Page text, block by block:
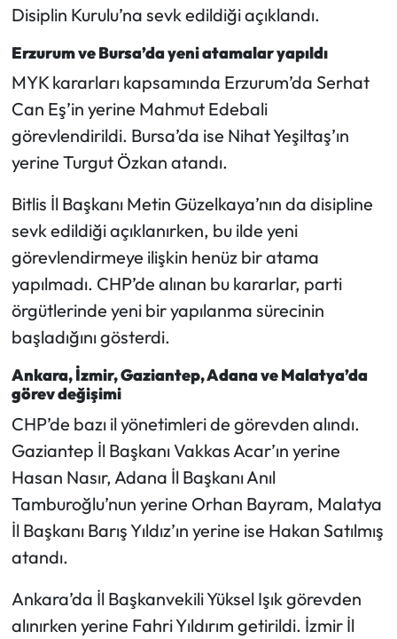
Disiplin Kurulu’na sevk edildiği açıklandı.
Erzurum ve Bursa’da yeni atamalar yapıldı
MYK kararları kapsamında Erzurum’da Serhat
Can Eş’in yerine Mahmut Edebali
görevlendirildi. Bursa’da ise Nihat Yeşiltaş’ın
yerine Turgut Özkan atandı.
Bitlis İl Başkanı Metin Güzelkaya’nın da disipline
sevk edildiği açıklanırken, bu ilde yeni
görevlendirmeye ilişkin henüz bir atama
yapılmadı. CHP’de alınan bu kararlar, parti
örgütlerinde yeni bir yapılanma sürecinin
başladığını gösterdi.
Ankara, İzmir, Gaziantep, Adana ve Malatya’da
görev değişimi
CHP’de bazı il yönetimleri de görevden alındı.
Gaziantep İl Başkanı Vakkas Acar’ın yerine
Hasan Nasır, Adana İl Başkanı Anıl
Tamburoğlu’nun yerine Orhan Bayram, Malatya
İl Başkanı Barış Yıldız’ın yerine ise Hakan Satılmış
atandı.
Ankara’da İl Başkanvekili Yüksel Işık görevden
alınırken yerine Fahri Yıldırım getirildi. İzmir İl
Uğurludağ Haberleri
Yaşam
Yayla Haber
Yemek Tarifleri
Yerel Haberler